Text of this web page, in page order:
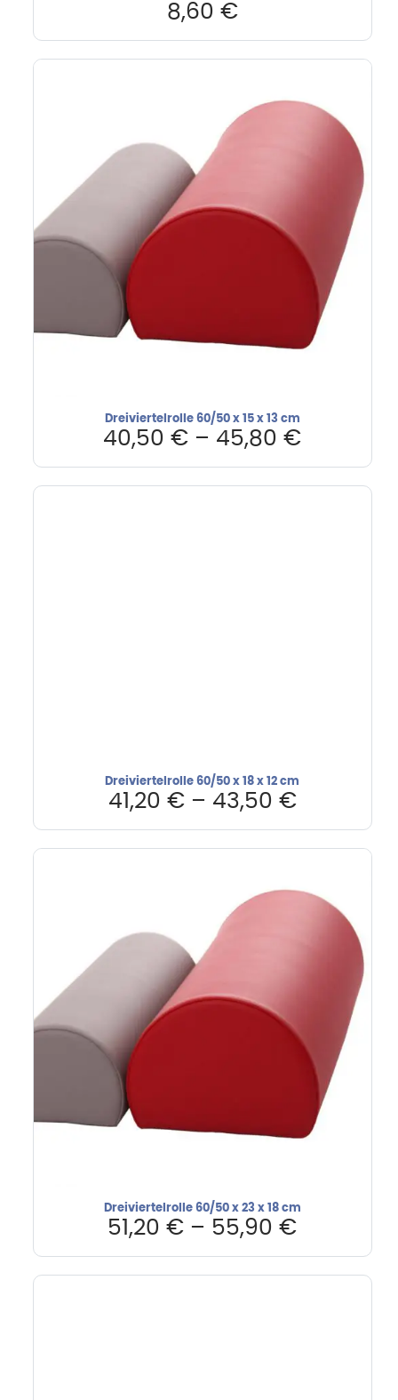
8,60 €
Dreiviertelrolle 60/50 x 15 x 13 cm
40,50€ – 45,80€
Dreiviertelrolle 60/50 x 18 x 12 cm
41,20 €– 43,50 €
Dreiviertelrolle 60/50 x 23 x 18 cm
51,20€ – 55,90€